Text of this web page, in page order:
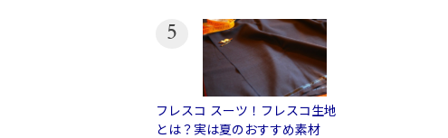
5
フレスコ スーツ！フレスコ生地
とは？実は夏のおすすめ素材